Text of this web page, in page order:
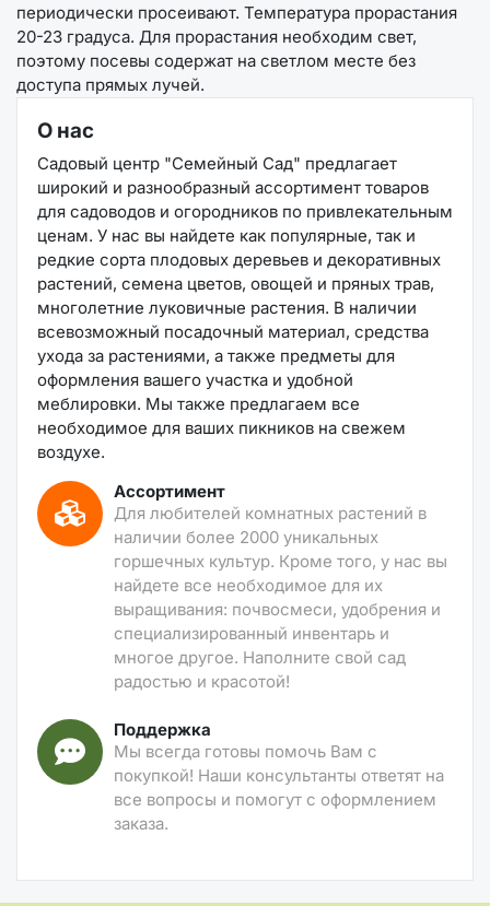
периодически просеивают. Температура прорастания
20-23 градуса. Для прорастания необходим свет,
поэтому посевы содержат на светлом месте без
доступа прямых лучей.
О нас
Садовый центр "Семейный Сад" предлагает
широкий и разнообразный ассортимент товаров
для садоводов и огородников по привлекательным
ценам. У нас вы найдете как популярные, так и
редкие сорта плодовых деревьев и декоративных
растений, семена цветов, овощей и пряных трав,
многолетние луковичные растения. В наличии
всевозможный посадочный материал, средства
ухода за растениями, а также предметы для
оформления вашего участка и удобной
меблировки. Мы также предлагаем все
необходимое для ваших пикников на свежем
воздухе.
Ассортимент
Для любителей комнатных растений в
наличии более 2000 уникальных
горшечных культур. Кроме того, у нас вы
найдете все необходимое для их
выращивания: почвосмеси, удобрения и
специализированный инвентарь и
многое другое. Наполните свой сад
радостью и красотой!
Поддержка
Мы всегда готовы помочь Вам с
покупкой! Наши консультанты ответят на
все вопросы и помогут с оформлением
заказа.